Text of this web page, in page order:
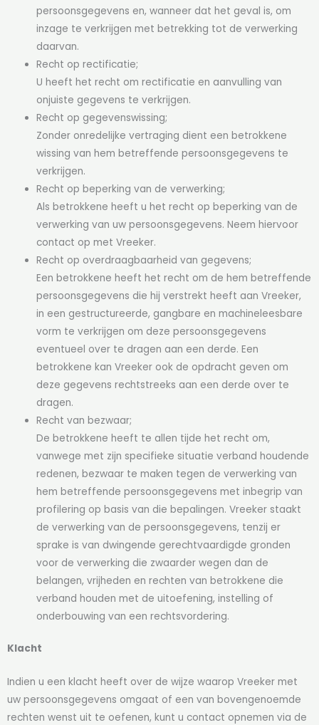
persoonsgegevens en, wanneer dat het geval is, om
inzage te verkrijgen met betrekking tot de verwerking
daarvan.
Recht op rectificatie;
U heeft het recht om rectificatie en aanvulling van
onjuiste gegevens te verkrijgen.
Recht op gegevenswissing;
Zonder onredelijke vertraging dient een betrokkene
wissing van hem betreffende persoonsgegevens te
verkrijgen.
Recht op beperking van de verwerking;
Als betrokkene heeft u het recht op beperking van de
verwerking van uw persoonsgegevens. Neem hiervoor
contact op met Vreeker.
Recht op overdraagbaarheid van gegevens;
Een betrokkene heeft het recht om de hem betreffende
persoonsgegevens die hij verstrekt heeft aan Vreeker,
in een gestructureerde, gangbare en machineleesbare
vorm te verkrijgen om deze persoonsgegevens
eventueel over te dragen aan een derde. Een
betrokkene kan Vreeker ook de opdracht geven om
deze gegevens rechtstreeks aan een derde over te
dragen.
Recht van bezwaar;
De betrokkene heeft te allen tijde het recht om,
vanwege met zijn specifieke situatie verband houdende
redenen, bezwaar te maken tegen de verwerking van
hem betreffende persoonsgegevens met inbegrip van
profilering op basis van die bepalingen. Vreeker staakt
de verwerking van de persoonsgegevens, tenzij er
sprake is van dwingende gerechtvaardigde gronden
voor de verwerking die zwaarder wegen dan de
belangen, vrijheden en rechten van betrokkene die
verband houden met de uitoefening, instelling of
onderbouwing van een rechtsvordering.
Klacht
Indien u een klacht heeft over de wijze waarop Vreeker met
uw persoonsgegevens omgaat of een van bovengenoemde
rechten wenst uit te oefenen, kunt u contact opnemen via de